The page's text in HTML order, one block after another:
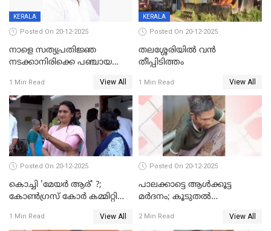
KERALA
Posted On 20-12-2025
നാളെ സത്യപ്രതിജ്ഞ
നടക്കാനിരിക്കെ പഞ്ചായത്ത്
1 Min Read View All
KERALA
Posted On 20-12-2025
തലശ്ശേരിയിൽ വൻ
തീപ്പിടിത്തം
1 Min Read View All
Posted On 20-12-2025
കൊച്ചി 'മേയർ ആര്' ?;
കോണ്‍ഗ്രസ് കോര്‍ കമ്മിറ്റി
1 Min Read View All
Posted On 20-12-2025
പാലക്കാട്ടെ ആള്‍ക്കൂട്ട
മര്‍ദനം; കൂടുതല്‍
അംഗ സംഘമെന്ന് വിവരം
2 Min Read View All